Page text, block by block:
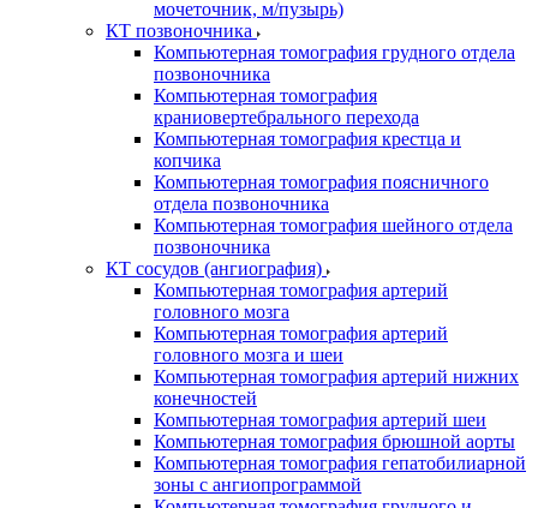
мочеточник, м/пузырь)
КТ позвоночника
Компьютерная томография грудного отдела
позвоночника
Компьютерная томография
краниовертебрального перехода
Компьютерная томография крестца и
копчика
Компьютерная томография поясничного
отдела позвоночника
Компьютерная томография шейного отдела
позвоночника
КТ сосудов (ангиография)
Компьютерная томография артерий
головного мозга
Компьютерная томография артерий
головного мозга и шеи
Компьютерная томография артерий нижних
конечностей
Компьютерная томография артерий шеи
Компьютерная томография брюшной аорты
Компьютерная томография гепатобилиарной
зоны с ангиопрограммой